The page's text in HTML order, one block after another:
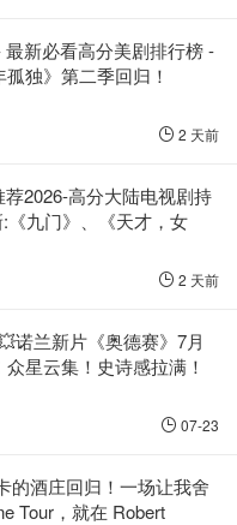
最新必看高分美剧排行榜 -
独》第二季回归！
2 天前
2026-高分大陆电视剧持
《九门》、《天才，女
2 天前
诺兰新片《奥德赛》7月
星云集！史诗感拉满！
07-23
的酒庄回归！一场让我舍
Tour，就在 Robert